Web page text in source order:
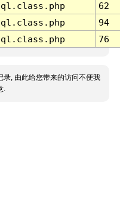
62
94
76
录, 由此给您带来的访问不便我
.